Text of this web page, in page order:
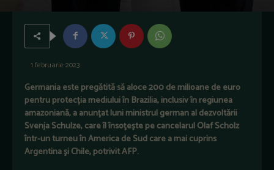
1 februarie 2023
Germania este pregătită să aloce 200 de milioane de euro
pentru protecția mediului în Brazilia, inclusiv în regiunea
amazoniană, a anunţat luni ministrul german al dezvoltării
Svenja Schulze, care îl însoţeşte pe cancelarul Olaf Scholz
într-un turneu în America de Sud care a mai cuprins
Argentina şi Chile, potrivit AFP.